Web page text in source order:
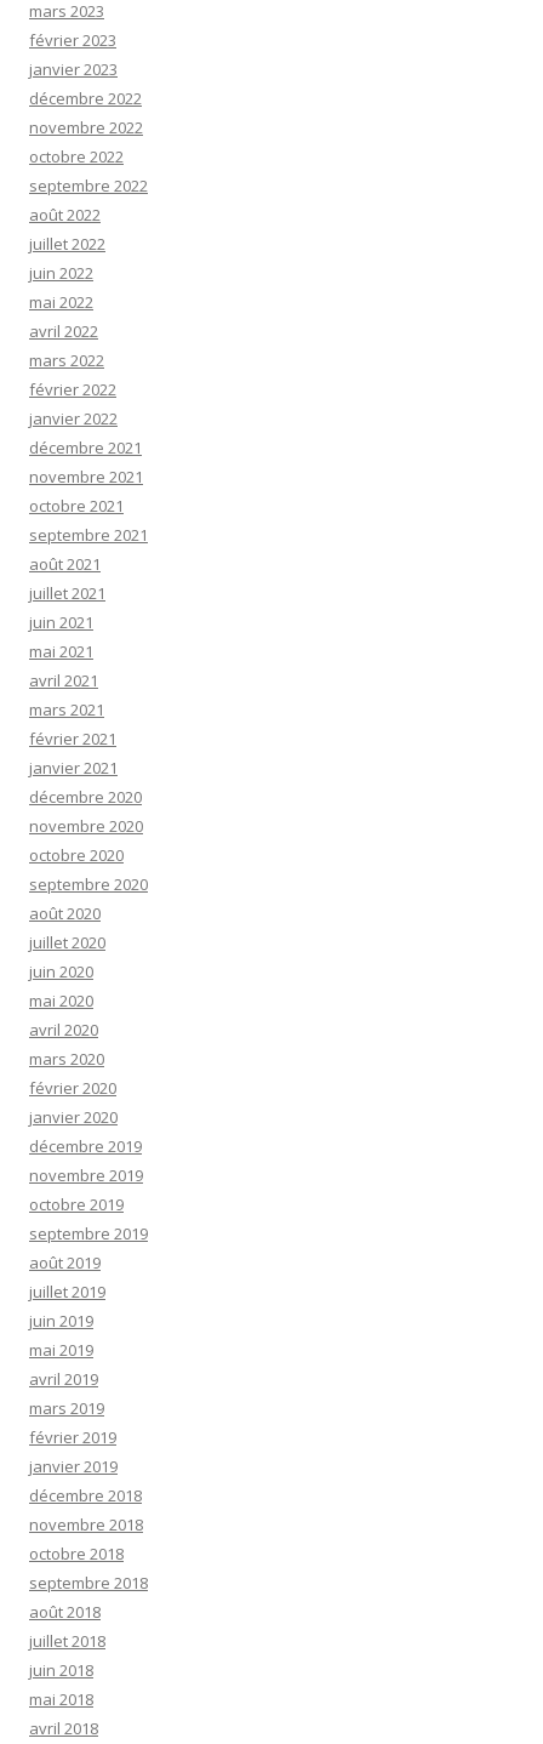
mars 2023
février 2023
janvier 2023
décembre 2022
novembre 2022
octobre 2022
septembre 2022
août 2022
juillet 2022
juin 2022
mai 2022
avril 2022
mars 2022
février 2022
janvier 2022
décembre 2021
novembre 2021
octobre 2021
septembre 2021
août 2021
juillet 2021
juin 2021
mai 2021
avril 2021
mars 2021
février 2021
janvier 2021
décembre 2020
novembre 2020
octobre 2020
septembre 2020
août 2020
juillet 2020
juin 2020
mai 2020
avril 2020
mars 2020
février 2020
janvier 2020
décembre 2019
novembre 2019
octobre 2019
septembre 2019
août 2019
juillet 2019
juin 2019
mai 2019
avril 2019
mars 2019
février 2019
janvier 2019
décembre 2018
novembre 2018
octobre 2018
septembre 2018
août 2018
juillet 2018
juin 2018
mai 2018
avril 2018